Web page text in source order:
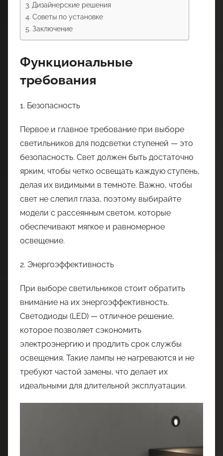
Дизайнерские решения
Советы по установке
Заключение
Функциональные
требования
1. Безопасность
Первое и главное требование при выборе
светильников для подсветки ступеней — это
безопасность. Свет должен быть достаточно
ярким, чтобы четко освещать каждую ступень,
делая их видимыми в темноте. Важно, чтобы
свет не слепил глаза, поэтому выбирайте
модели с рассеянным светом, которые
обеспечивают мягкое и равномерное
освещение.
2. Энергоэффективность
При выборе светильников стоит обратить
внимание на их энергоэффективность.
Светодиоды (LED) — отличное решение,
которое позволяет сэкономить
электроэнергию и продлить срок службы
освещения. Такие лампы не нагреваются и не
требуют частой замены, что делает их
идеальными для длительной эксплуатации.